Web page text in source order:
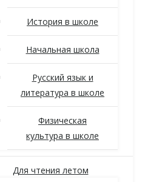
История в школе
Начальная школа
Русский язык и
литература в школе
Физическая
культура в школе
Для чтения летом